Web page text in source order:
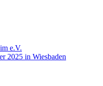
e.V.
2025 in Wiesbaden